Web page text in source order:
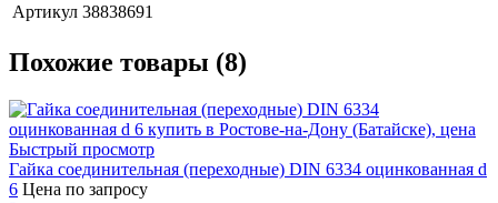
Артикул 38838691
Похожие товары (8)
Быстрый просмотр
Гайка соединительная (переходные) DIN 6334 оцинкованная d
6 Цена по запросу